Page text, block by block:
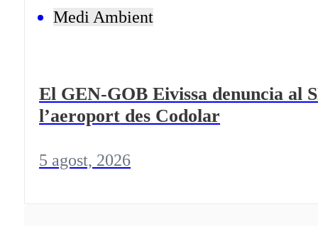
Medi Ambient
El GEN-GOB Eivissa denuncia al
l’aeroport des Codolar
5 agost, 2026